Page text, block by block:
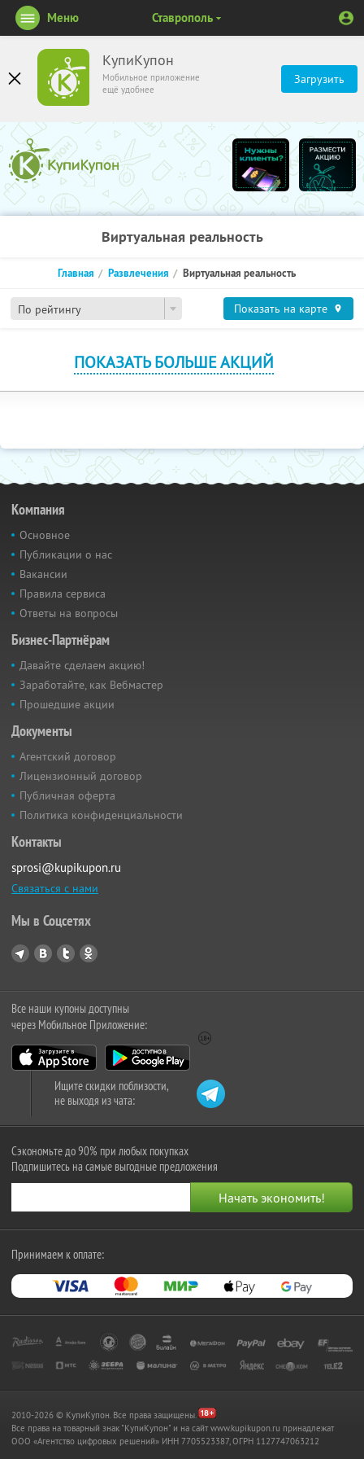
КупиКупон
Мобильное приложение
ещё удобнее
Загрузить
Меню Ставрополь
Виртуальная реальность
По рейтингу
Главная Развлечения Виртуальная реальность
Показать на карте
ПОКАЗАТЬ БОЛЬШЕ АКЦИЙ
Компания
Основное
Публикации о нас
Вакансии
Правила сервиса
Ответы на вопросы
Бизнес-Партнёрам
Давайте сделаем акцию!
Заработайте, как Вебмастер
Прошедшие акции
Документы
Агентский договор
Лицензионный договор
Публичная оферта
Политика конфиденциальности
Контакты
sprosi@kupikupon.ru
Связаться с нами
Мы в Соцсетях
Все наши купоны доступны
через Мобильное Приложение:
Ищите скидки поблизости,
не выходя из чата:
Сэкономьте до 90% при любых покупках
Подпишитесь на самые выгодные предложения
Принимаем к оплате:
2010-2026 © КупиКупон. Все права защищены.
Все права на товарный знак "КупиКупон" и на сайт www.kupikupon.ru принадлежат
OOO «Агентство цифровых решений» ИНН 7705523387, ОГРН 1127747063212